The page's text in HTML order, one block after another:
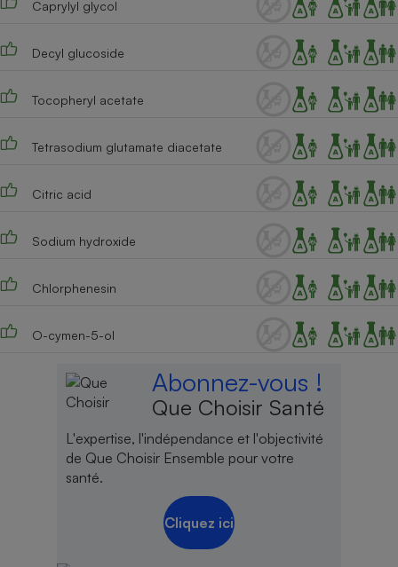
Caprylyl glycol
Decyl glucoside
Tocopheryl acetate
Tetrasodium glutamate diacetate
Citric acid
Sodium hydroxide
Chlorphenesin
O-cymen-5-ol
Abonnez-vous !
Que Choisir Santé
L'expertise, l'indépendance et l'objectivité
de Que Choisir Ensemble pour votre
santé.
Cliquez ici